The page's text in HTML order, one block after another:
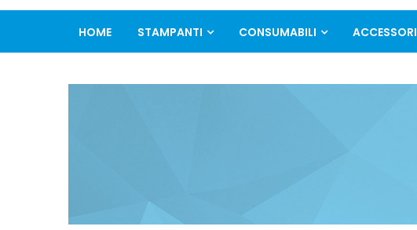
HOME STAMPANTI CONSUMABILI ACCESSORI